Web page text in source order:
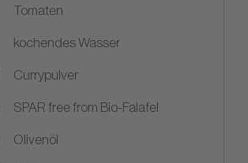
Tomaten
kochendes Wasser
Currypulver
SPAR free from Bio-Falafel
Olivenöl